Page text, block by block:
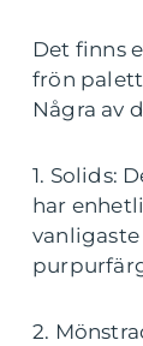
Det finns
frön
Några av
1. Solids:
har
2.